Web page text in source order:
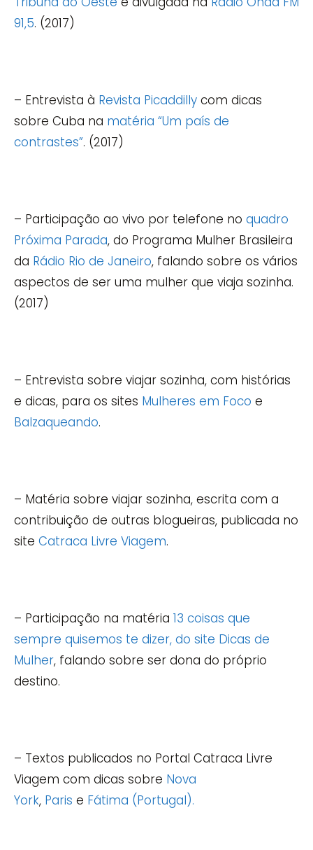
91,5. (2017)
– Entrevista à Revista Picaddilly com dicas
sobre Cuba na matéria “Um país de
contrastes”. (2017)
– Participação ao vivo por telefone no quadro
Próxima Parada, do Programa Mulher Brasileira
da Rádio Rio de Janeiro, falando sobre os vários
aspectos de ser uma mulher que viaja sozinha.
(2017)
– Entrevista sobre viajar sozinha, com histórias
e dicas, para os sites Mulheres em Foco e
Balzaqueando.
– Matéria sobre viajar sozinha, escrita com a
contribuição de outras blogueiras, publicada no
site Catraca Livre Viagem.
– Participação na matéria 13 coisas que
sempre quisemos te dizer, do site Dicas de
Mulher, falando sobre ser dona do próprio
destino.
– Textos publicados no Portal Catraca Livre
Viagem com dicas sobre Nova
York, Paris e Fátima (Portugal).